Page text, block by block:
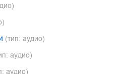
(тип: аудио)
аудио)
аудио)